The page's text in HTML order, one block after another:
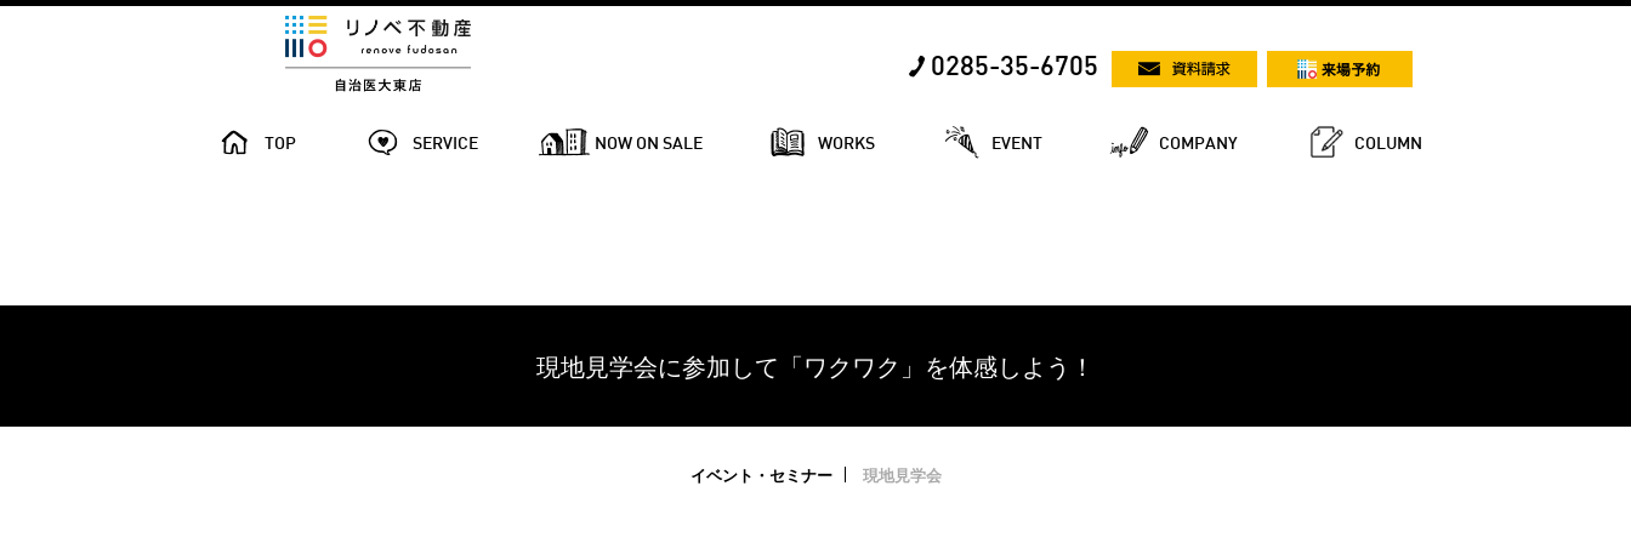
0285-35-6705
TOP SERVICE NOW ON SALE WORKS EVENT COMPANY COLUMN
現地見学会に参加して「ワクワク」を体感しよう！
イベント・セミナー 現地見学会